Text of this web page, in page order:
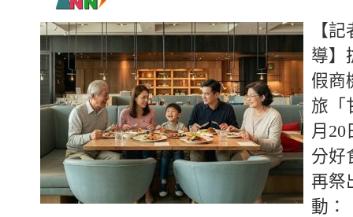
【
導】
假商
旅「
月20
分好
再祭
動：